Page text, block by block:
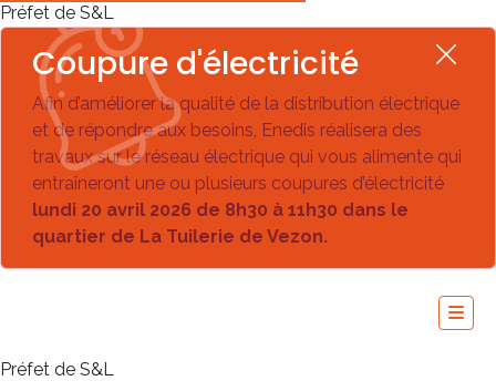
Préfet de S&L
Coupure d'électricité
Afin d’améliorer la qualité de la distribution électrique
et de répondre aux besoins, Enedis réalisera des
travaux sur le réseau électrique qui vous alimente qui
entraîneront une ou plusieurs coupures d’électricité
lundi 20 avril 2026 de 8h30 à 11h30 dans le
quartier de La Tuilerie de Vezon.
Préfet de S&L